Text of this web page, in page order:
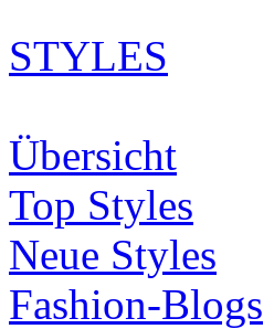
STYLES
Übersicht
Top Styles
Neue Styles
Fashion-Blogs